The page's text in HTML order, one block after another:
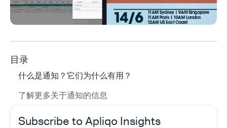
目录
什么是通知？它们为什么有用？
了解更多关于通知的信息
Subscribe to Apliqo Insights